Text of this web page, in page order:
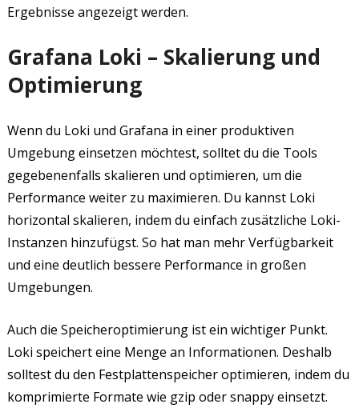
Ergebnisse angezeigt werden.
Grafana Loki – Skalierung und
Optimierung
Wenn du Loki und Grafana in einer produktiven
Umgebung einsetzen möchtest, solltet du die Tools
gegebenenfalls skalieren und optimieren, um die
Performance weiter zu maximieren. Du kannst Loki
horizontal skalieren, indem du einfach zusätzliche Loki-
Instanzen hinzufügst. So hat man mehr Verfügbarkeit
und eine deutlich bessere Performance in großen
Umgebungen.
Auch die Speicheroptimierung ist ein wichtiger Punkt.
Loki speichert eine Menge an Informationen. Deshalb
solltest du den Festplattenspeicher optimieren, indem du
komprimierte Formate wie gzip oder snappy einsetzt.